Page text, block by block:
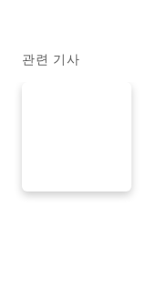
관련 기사